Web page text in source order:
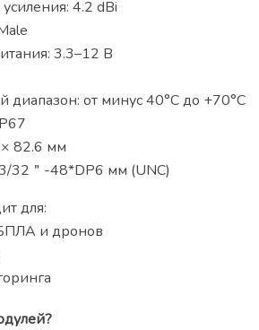
4.2 dBi
3.3–12 В
диапазон: от минус 40°С до +70°С
82.6 мм
32＂-48*DP6 мм (UNC)
для:
и дронов